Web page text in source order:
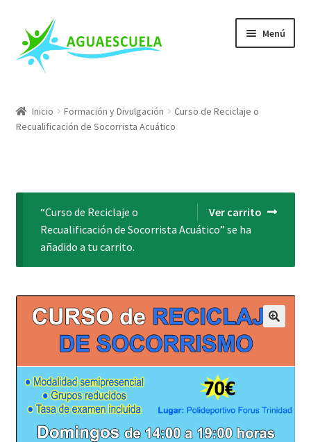
la
navegación
al
contenido
Menú
Escuela de Salvamento
Contacto
Plataforma
Inicio Formación y Divulgación
Curso de Reciclaje o
Recualificación de Socorrista Acuático
Ver carrito
“Curso de Reciclaje o
Recualificación de Socorrista Acuático” se ha
añadido a tu carrito.